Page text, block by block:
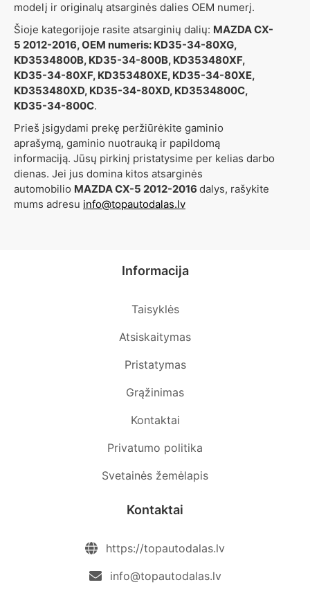
modelį ir originalų atsarginės dalies OEM numerį.
Šioje kategorijoje rasite atsarginių dalių: MAZDA CX-
5 2012-2016, OEM numeris: KD35-34-80XG,
KD3534800B, KD35-34-800B, KD353480XF,
KD35-34-80XF, KD353480XE, KD35-34-80XE,
KD353480XD, KD35-34-80XD, KD3534800C,
KD35-34-800C.
Prieš įsigydami prekę peržiūrėkite gaminio
aprašymą, gaminio nuotrauką ir papildomą
informaciją. Jūsų pirkinį pristatysime per kelias darbo
dienas. Jei jus domina kitos atsarginės
automobilio MAZDA CX-5 2012-2016 dalys, rašykite
mums adresu info@topautodalas.lv
Informacija
Taisyklės
Atsiskaitymas
Pristatymas
Grąžinimas
Kontaktai
Privatumo politika
Svetainės žemėlapis
Kontaktai
https://topautodalas.lv
info@topautodalas.lv